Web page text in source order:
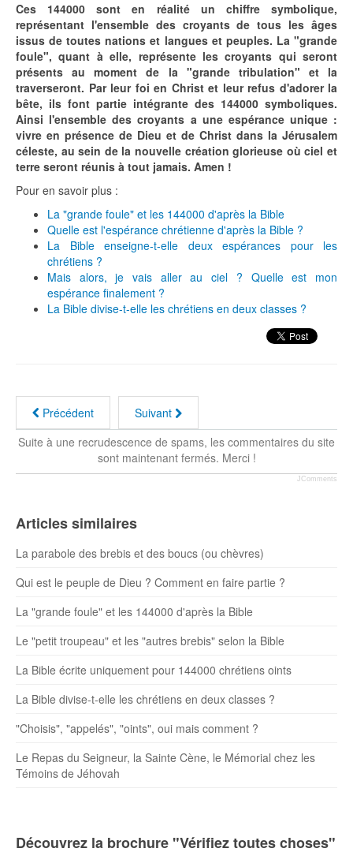
Ces 144000 sont en réalité un chiffre symbolique,
représentant l'ensemble des croyants de tous les âges
issus de toutes nations et langues et peuples. La "grande
foule", quant à elle, représente les croyants qui seront
présents au moment de la "grande tribulation" et la
traverseront. Par leur foi en Christ et leur refus d'adorer la
bête, ils font partie intégrante des 144000 symboliques.
Ainsi l'ensemble des croyants a une espérance unique :
vivre en présence de Dieu et de Christ dans la Jérusalem
céleste, au sein de la nouvelle création glorieuse où ciel et
terre seront réunis à tout jamais. Amen !
Pour en savoir plus :
La "grande foule" et les 144000 d'après la Bible
Quelle est l'espérance chrétienne d'après la Bible ?
La Bible enseigne-t-elle deux espérances pour les
chrétiens ?
Mais alors, je vais aller au ciel ? Quelle est mon
espérance finalement ?
La Bible divise-t-elle les chrétiens en deux classes ?
Précédent
Suivant
Suite à une recrudescence de spams, les commentaires du site
sont maintenant fermés. Merci !
JComments
Articles similaires
La parabole des brebis et des boucs (ou chèvres)
Qui est le peuple de Dieu ? Comment en faire partie ?
La "grande foule" et les 144000 d'après la Bible
Le "petit troupeau" et les "autres brebis" selon la Bible
La Bible écrite uniquement pour 144000 chrétiens oints
La Bible divise-t-elle les chrétiens en deux classes ?
"Choisis", "appelés", "oints", oui mais comment ?
Le Repas du Seigneur, la Sainte Cène, le Mémorial chez les
Témoins de Jéhovah
Découvrez la brochure "Vérifiez toutes choses"